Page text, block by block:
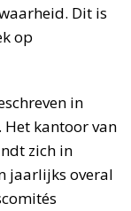
Dit is
op
in
Het kantoor van
zich in
jaarlijks overal